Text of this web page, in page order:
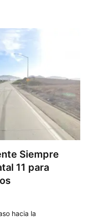
Siempre
11 para
hacia la